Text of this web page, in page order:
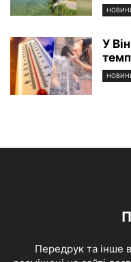
У
Передрук та інше